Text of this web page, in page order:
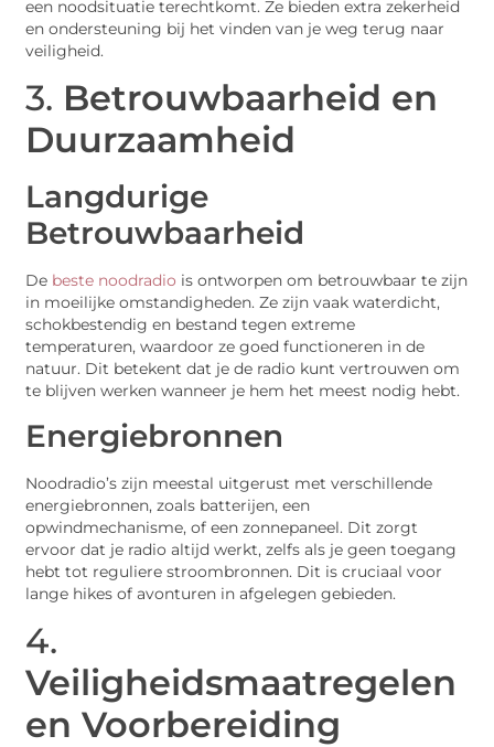
een noodsituatie terechtkomt. Ze bieden extra zekerheid
en ondersteuning bij het vinden van je weg terug naar
veiligheid.
3. Betrouwbaarheid en
Duurzaamheid
Langdurige
Betrouwbaarheid
De beste noodradio is ontworpen om betrouwbaar te zijn
in moeilijke omstandigheden. Ze zijn vaak waterdicht,
schokbestendig en bestand tegen extreme
temperaturen, waardoor ze goed functioneren in de
natuur. Dit betekent dat je de radio kunt vertrouwen om
te blijven werken wanneer je hem het meest nodig hebt.
Energiebronnen
Noodradio’s zijn meestal uitgerust met verschillende
energiebronnen, zoals batterijen, een
opwindmechanisme, of een zonnepaneel. Dit zorgt
ervoor dat je radio altijd werkt, zelfs als je geen toegang
hebt tot reguliere stroombronnen. Dit is cruciaal voor
lange hikes of avonturen in afgelegen gebieden.
4.
Veiligheidsmaatregelen
en Voorbereiding